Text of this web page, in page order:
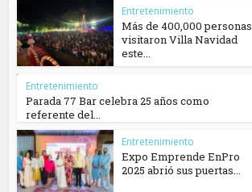
Entretenimiento
Más de 400,000 personas
visitaron Villa Navidad
este...
Entretenimiento
Parada 77 Bar celebra 25 años como
referente del...
Entretenimiento
Expo Emprende EnPro
2025 abrió sus puertas...